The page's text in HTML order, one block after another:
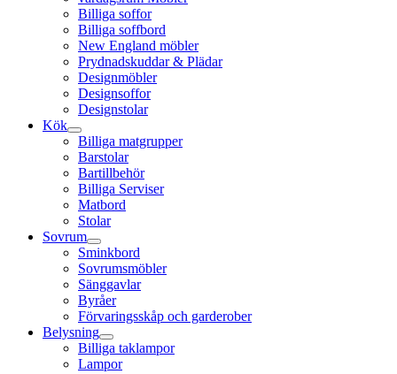
Billiga soffor
Billiga soffbord
New England möbler
Prydnadskuddar & Plädar
Designmöbler
Designsoffor
Designstolar
Kök
Billiga matgrupper
Barstolar
Bartillbehör
Billiga Serviser
Matbord
Stolar
Sovrum
Sminkbord
Sovrumsmöbler
Sänggavlar
Byråer
Förvaringsskåp och garderober
Belysning
Billiga taklampor
Lampor